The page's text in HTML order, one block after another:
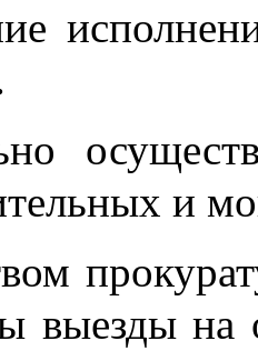
и
выезды на